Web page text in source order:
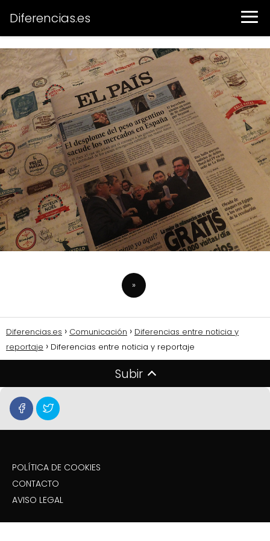
Diferencias.es
»
Diferencias.es Comunicación
Diferencias entre noticia y
reportaje
Diferencias entre noticia y reportaje
Subir
POLÍTICA DE COOKIES
CONTACTO
AVISO LEGAL